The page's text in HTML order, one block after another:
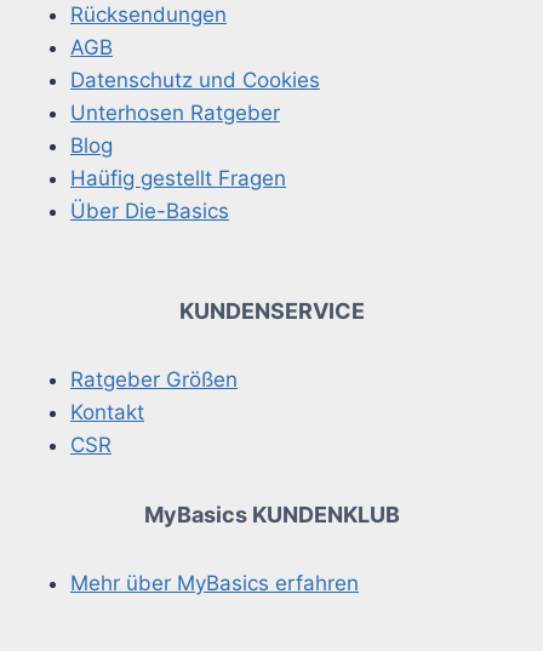
Rücksendungen
AGB
Datenschutz und Cookies
Unterhosen Ratgeber
Blog
Haüfig gestellt Fragen
Über Die-Basics
KUNDENSERVICE
Ratgeber Größen
Kontakt
CSR
MyBasics KUNDENKLUB
Mehr über MyBasics erfahren